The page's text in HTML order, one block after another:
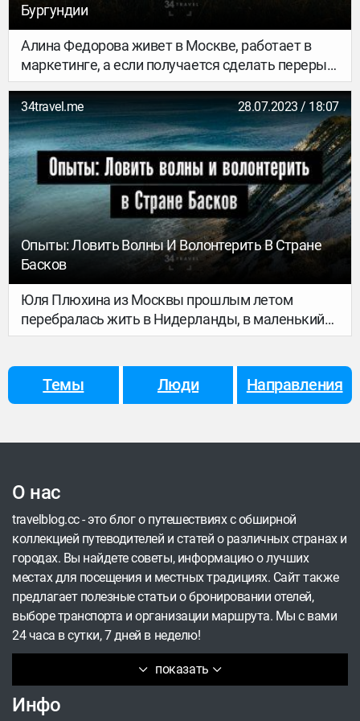
хотя бы раз съездить в эту среднеазиатскую
страну – в рассказе от первого лица.
Бургундии
Алина Федорова живет в Москве, работает в
маркетинге, а если получается сделать перерыв
в работе – уезжает на полгода путешествовать.
Так она отправилась тренировать лошадей в
Бургундию. Опыт волонтерства получился не
только позитивным, но все равно важным.
Слово Алине.
34travel.me 28.07.2023 / 18:07
Опыты: Ловить Волны И Волонтерить В Стране
Басков
Юля Плюхина из Москвы прошлым летом
перебралась жить в Нидерланды, в маленький
городок на границе с Бельгией. Пару месяцев
отмене поездки в Великобританию, она
заплатила своему другу € 300, чтобы он
– слово Юле.
Темы Люди Направления
О нас
показать
travelblog.cc - это блог о путешествиях с обширной
коллекцией путеводителей и статей о различных странах и
городах. Вы найдете советы, информацию о лучших
местах для посещения и местных традициях. Сайт также
предлагает полезные статьи о бронировании отелей,
выборе транспорта и организации маршрута. Мы с вами
24 часа в сутки, 7 дней в неделю!
Инфо